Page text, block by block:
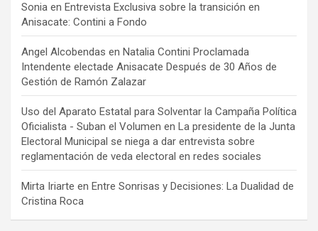
Sonia en Entrevista Exclusiva sobre la transición en
Anisacate: Contini a Fondo
Angel Alcobendas en Natalia Contini Proclamada
Intendente electade Anisacate Después de 30 Años de
Gestión de Ramón Zalazar
Uso del Aparato Estatal para Solventar la Campaña Política
Oficialista - Suban el Volumen en La presidente de la Junta
Electoral Municipal se niega a dar entrevista sobre
reglamentación de veda electoral en redes sociales
Mirta Iriarte en Entre Sonrisas y Decisiones: La Dualidad de
Cristina Roca